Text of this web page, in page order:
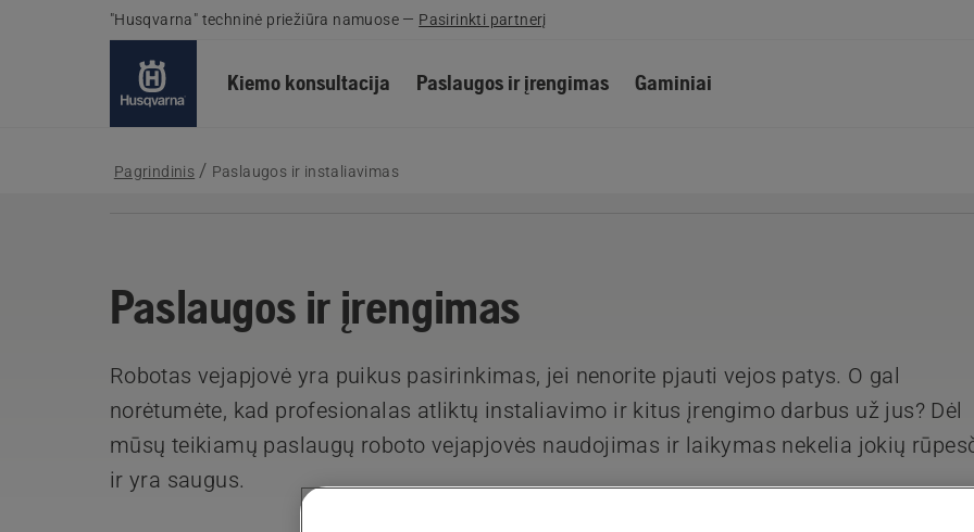
"Husqvarna" techninė priežiūra namuose — Pasirinkti partnerį
Kiemo konsultacija Paslaugos ir įrengimas Gaminiai
Pagrindinis Paslaugos ir instaliavimas
Paslaugos ir įrengimas
Robotas vejapjovė yra puikus pasirinkimas, jei nenorite pjauti vejos patys. O gal
norėtumėte, kad profesionalas atliktų instaliavimo ir kitus įrengimo darbus už jus? Dėl
mūsų teikiamų paslaugų roboto vejapjovės naudojimas ir laikymas nekelia jokių
ir yra saugus.